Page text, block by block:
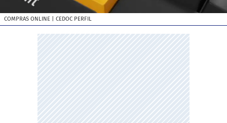
COMPRAS ONLINE | CEDOC PERFIL